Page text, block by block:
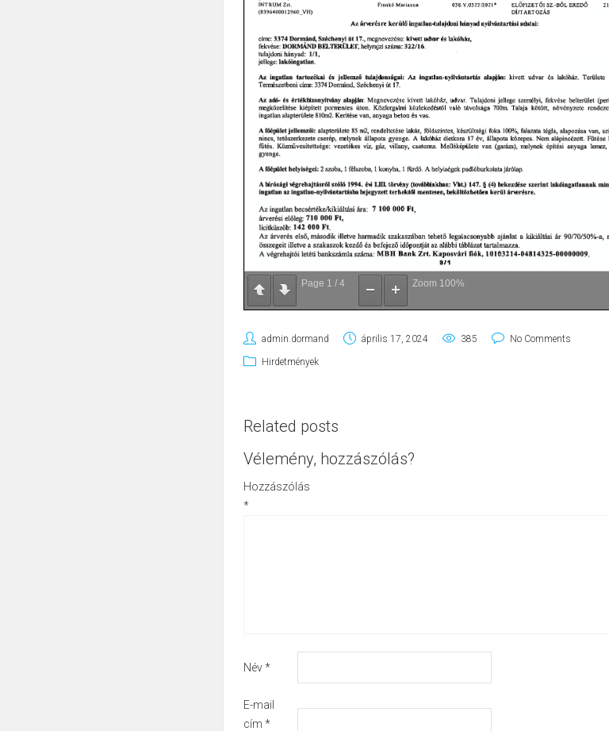
Page 1 / 4 Zoom 100%
admin.dormand április 17, 2024 385 No Comments
Hirdetmények
Related posts
Vélemény, hozzászólás?
Hozzászólás
*
Név*
E-mail
cím *